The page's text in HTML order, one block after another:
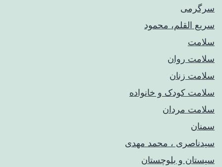
سرگرمی
سریع القلم، محمود
سلامت
سلامت روان
سلامت زنان
سلامت کودک‌ و خانواده
سلامت مردان
سمنان
سیدناصری ، محمد مهدی
سیستان و بلوچستان